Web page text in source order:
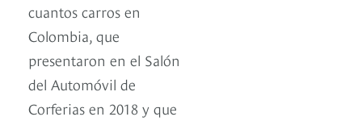
cuantos carros en
Colombia, que
presentaron en el Salón
del Automóvil de
Corferias en 2018 y que